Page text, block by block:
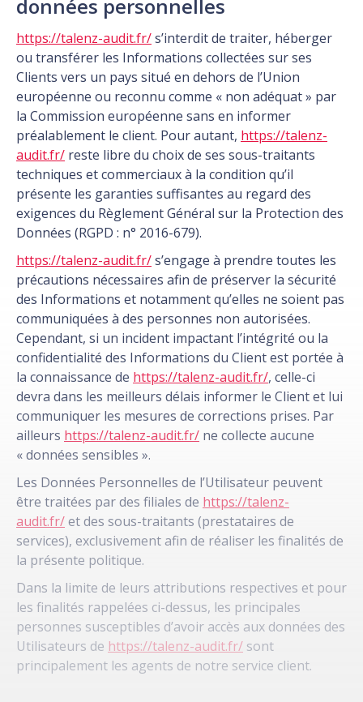
données personnelles
https://talenz-audit.fr/s’interdit de traiter, héberger
ou transférer les Informations collectées sur ses
Clients vers un pays situé en dehors de l’Union
européenne ou reconnu comme « non adéquat » par
la Commission européenne sans en informer
préalablement le client. Pour autant, https://talenz-
audit.fr/ reste libre du choix de ses sous-traitants
techniques et commerciaux à la condition qu’il
présente les garanties suffisantes au regard des
exigences du Règlement Général sur la Protection des
Données (RGPD : n° 2016-679).
https://talenz-audit.fr/s’engage à prendre toutes les
précautions nécessaires afin de préserver la sécurité
des Informations et notamment qu’elles ne soient pas
communiquées à des personnes non autorisées.
Cependant, si un incident impactant l’intégrité ou la
confidentialité des Informations du Client est portée à
la connaissance de https://talenz-audit.fr/, celle-ci
devra dans les meilleurs délais informer le Client et lui
communiquer les mesures de corrections prises. Par
ailleurs https://talenz-audit.fr/ ne collecte aucune
« données sensibles ».
Les Données Personnelles de l’Utilisateur peuvent
être traitées par des filiales de https://talenz-
audit.fr/et des sous-traitants (prestataires de
services), exclusivement afin de réaliser les finalités de
la présente politique.
Dans la limite de leurs attributions respectives et pour
les finalités rappelées ci-dessus, les principales
personnes susceptibles d’avoir accès aux données des
Utilisateurs de https://talenz-audit.fr/ sont
principalement les agents de notre service client.